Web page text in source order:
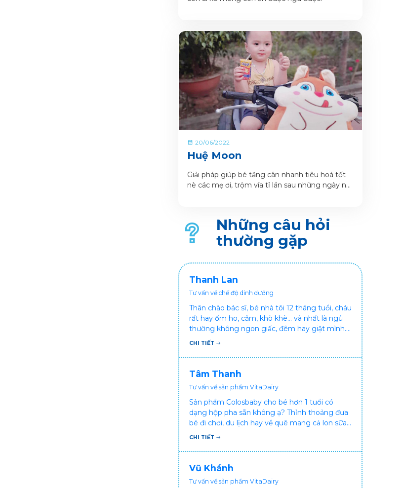
20/06/2022
Huệ Moon
Giải pháp giúp bé tăng cân nhanh tiêu hoá tốt
nè các mẹ ơi, trộm vía tỉ lần sau những ngày nát
con sữa oggi có hộp pha sẵn bé còn tiện mang
đi học , đi chơi mọi lúc mọi nơi nữa chớ.
Những câu hỏi
thường gặp
Thanh Lan
Tư vấn về chế độ dinh dưỡng
Thân chào bác sĩ, bé nhà tôi 12 tháng tuổi, cháu
rất hay ốm ho, cảm, khò khè... và nhất là ngủ
thường không ngon giấc, đêm hay giật mình.
Vậy xin hỏi bác sĩ, bé bị tình trạng vậy nên làm
ạ? Thấy cháu vậy gia đình ai cũng xót, mẹ cũng
cực vì chăm cháu hay ốm ạ?. Cảm ơn bác sĩ.
CHI TIẾT
Tâm Thanh
Tư vấn về sản phẩm VitaDairy
Sản phẩm Colosbaby cho bé hơn 1 tuổi có
dạng hộp pha sẵn không ạ? Thỉnh thoảng đưa
bé đi chơi, du lịch hay về quê mang cả lon sữa
khá bất tiện mà mình không muốn đổi cho bé
hưởng sức khỏe!
CHI TIẾT
Vũ Khánh
Tư vấn về sản phẩm VitaDairy